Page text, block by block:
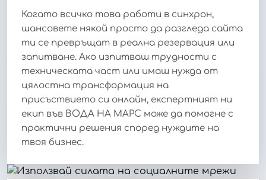
Когато всичко това работи в синхрон,
шансовете някой просто да разгледа сайта
ти се превръщат в реална резервация или
запитване. Ако изпитваш трудности с
техническата част или имаш нужда от
цялостна трансформация на
присъствието си онлайн, експертният ни
екип във ВОДА НА МАРС може да помогне с
практични решения според нуждите на
твоя бизнес.